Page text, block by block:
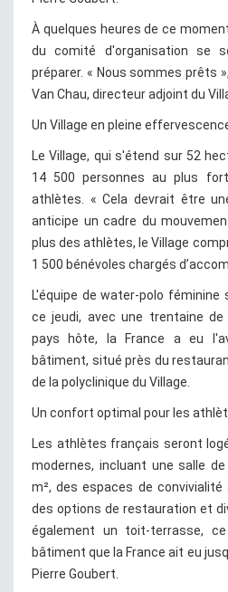
À quelques heures de ce
du comité d'organisation se
préparer. « Nous sommes prêts
Van Chau, directeur adjoint du
Un Village en pleine
Le Village, qui s'étend sur 52
14 500 personnes au plus
athlètes. « Cela devrait être
anticipe un cadre du
plus des athlètes, le Village
1 500 bénévoles chargés
L'équipe de water-polo féminine
ce jeudi, avec une trentaine
pays hôte, la France a eu
bâtiment, situé près du
de la polyclinique du Village.
Un confort optimal pour les
Les athlètes français seront
modernes, incluant une salle
m², des espaces de convivialité
des options de restauration et
également un toit-terrasse,
bâtiment que la France ait eu
Pierre Goubert.